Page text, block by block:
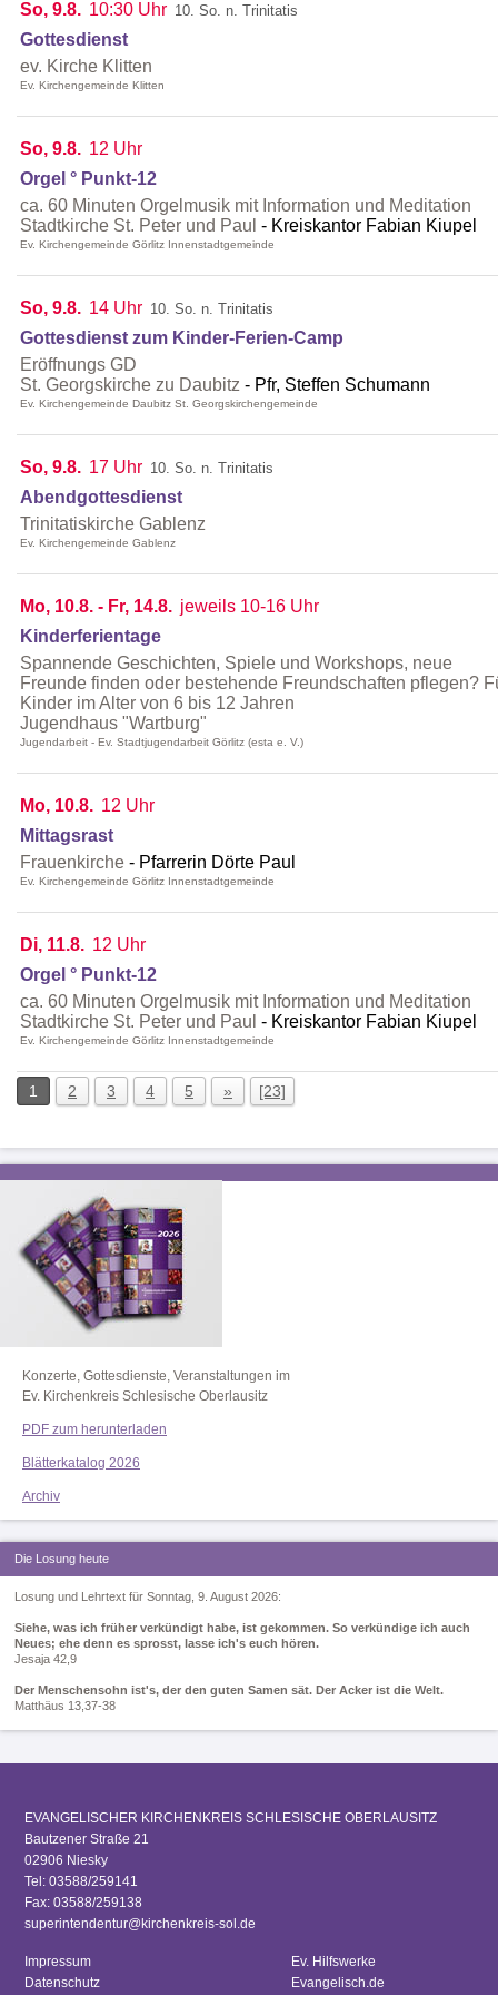
So, 9.8. 10:30 Uhr 10. So. n. Trinitatis
Gottesdienst
ev. Kirche Klitten
Ev. Kirchengemeinde Klitten
So, 9.8. 12 Uhr
Orgel ° Punkt-12
ca. 60 Minuten Orgelmusik mit Information und Meditation
Stadtkirche St. Peter und Paul
Kreiskantor Fabian Kiupel
Ev. Kirchengemeinde Görlitz Innenstadtgemeinde
So, 9.8. 14 Uhr 10. So. n. Trinitatis
Gottesdienst zum Kinder-Ferien-Camp
Eröffnungs GD
St. Georgskirche zu Daubitz
Pfr, Steffen Schumann
Ev. Kirchengemeinde Daubitz St. Georgskirchengemeinde
So, 9.8. 17 Uhr 10. So. n. Trinitatis
Abendgottesdienst
Trinitatiskirche Gablenz
Ev. Kirchengemeinde Gablenz
Mo, 10.8. - Fr, 14.8. jeweils 10-16 Uhr
Kinderferientage
Spannende Geschichten, Spiele und Workshops, neue
Freunde finden oder bestehende Freundschaften pflegen?
Kinder im Alter von 6 bis 12 Jahren
Jugendhaus "Wartburg"
Jugendarbeit - Ev. Stadtjugendarbeit Görlitz (esta e. V.)
Mo, 10.8. 12 Uhr
Mittagsrast
Frauenkirche
Pfarrerin Dörte Paul
Ev. Kirchengemeinde Görlitz Innenstadtgemeinde
Di, 11.8. 12 Uhr
Orgel ° Punkt-12
ca. 60 Minuten Orgelmusik mit Information und Meditation
Stadtkirche St. Peter und Paul
Kreiskantor Fabian Kiupel
Ev. Kirchengemeinde Görlitz Innenstadtgemeinde
1 2 3 4 5 » [23]
Konzerte, Gottesdienste, Veranstaltungen im
Ev. Kirchenkreis Schlesische Oberlausitz
PDF zum herunterladen
Blätterkatalog 2026
Archiv
Die Losung heute
Losung und Lehrtext für Sonntag, 9. August 2026:
Siehe, was ich früher verkündigt habe, ist gekommen. So verkündige ich auch
Neues; ehe denn es sprosst, lasse ich's euch hören.
Jesaja 42,9
Der Menschensohn ist's, der den guten Samen sät. Der Acker ist die Welt.
Matthäus 13,37-38
EVANGELISCHER KIRCHENKREIS SCHLESISCHE OBERLAUSITZ
Bautzener Straße 21
02906 Niesky
Tel: 03588/259141
Fax: 03588/259138
superintendentur@kirchenkreis-sol.de
Impressum
Datenschutz
Ev. Hilfswerke
Evangelisch.de